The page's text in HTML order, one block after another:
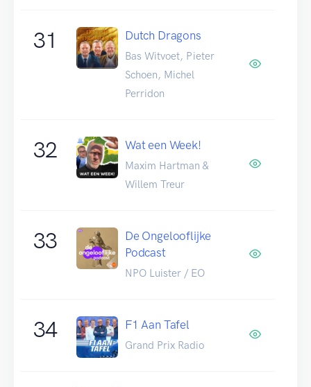
31 Dutch Dragons
Bas Witvoet, Pieter
Schoen, Michel
Perridon
32 Wat een Week!
Maxim Hartman &
Willem Treur
33
De Ongelooflijke
Podcast
NPO Luister / EO
34 F1 Aan Tafel
Grand Prix Radio